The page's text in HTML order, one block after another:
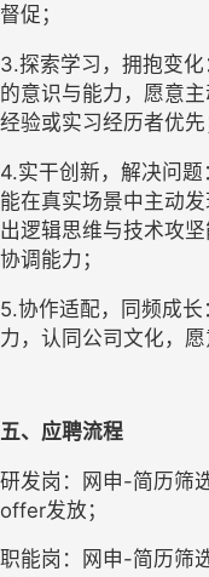
督促；
3.探索学习，拥抱变
的意识与能力，愿意
经验或实习经历者优先
4.实干创新，解决问题
能在真实场景中主动
出逻辑思维与技术攻
协调能力；
5.协作适配，同频成
力，认同公司文化，愿
五、应聘流程
研发岗：网申-简历筛
offer发放；
职能岗：网申-简历筛